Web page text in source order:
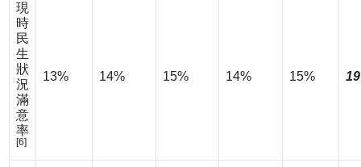
現
時
民
生
狀
況
滿
意
率
[6]
13% 14% 15% 14% 15%